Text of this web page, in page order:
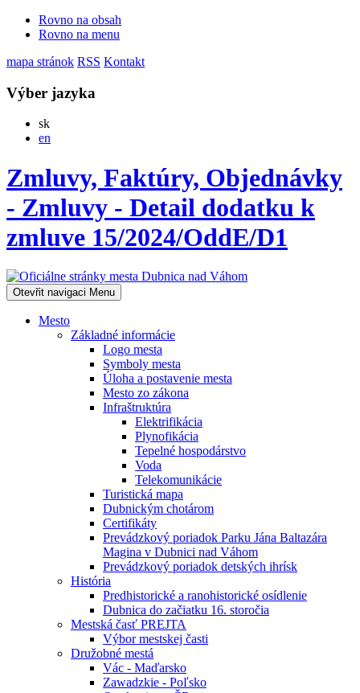
Rovno na obsah
Rovno na menu
mapa stránok RSS Kontakt
Výber jazyka
skSlovensky
en
Zmluvy, Faktúry, Objednávky
- Zmluvy - Detail dodatku k
zmluve 15/2024/OddE/D1
Otevřit navigaci Menu
Mesto
Základné informácie
Logo mesta
Symboly mesta
Úloha a postavenie mesta
Mesto zo zákona
Infraštruktúra
Elektrifikácia
Plynofikácia
Tepelné hospodárstvo
Voda
Telekomunikácie
Turistická mapa
Dubnickým chotárom
Certifikáty
Prevádzkový poriadok Parku Jána Baltazára
Magina v Dubnici nad Váhom
Prevádzkový poriadok detských ihrísk
História
Predhistorické a ranohistorické osídlenie
Dubnica do začiatku 16. storočia
Mestská časť PREJTA
Výbor mestskej časti
Družobné mestá
Vác - Maďarsko
Zawadzkie - Poľsko